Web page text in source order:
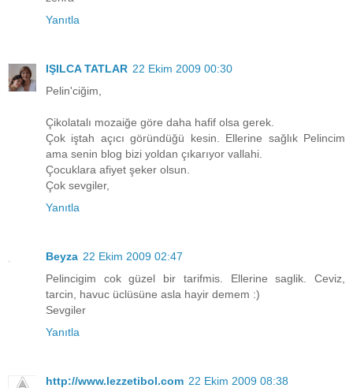
Yanıtla
IŞILCA TATLAR 22 Ekim 2009 00:30
Pelin'ciğim,
Çikolatalı mozaiğe göre daha hafif olsa gerek.
Çok iştah açıcı göründüğü kesin. Ellerine sağlık Pelincim
ama senin blog bizi yoldan çıkarıyor vallahi.
Çocuklara afiyet şeker olsun.
Çok sevgiler,
Yanıtla
Beyza 22 Ekim 2009 02:47
Pelincigim cok güzel bir tarifmis. Ellerine saglik. Ceviz,
tarcin, havuc üclüsüne asla hayir demem :)
Sevgiler
Yanıtla
http://www.lezzetibol.com 22 Ekim 2009 08:38